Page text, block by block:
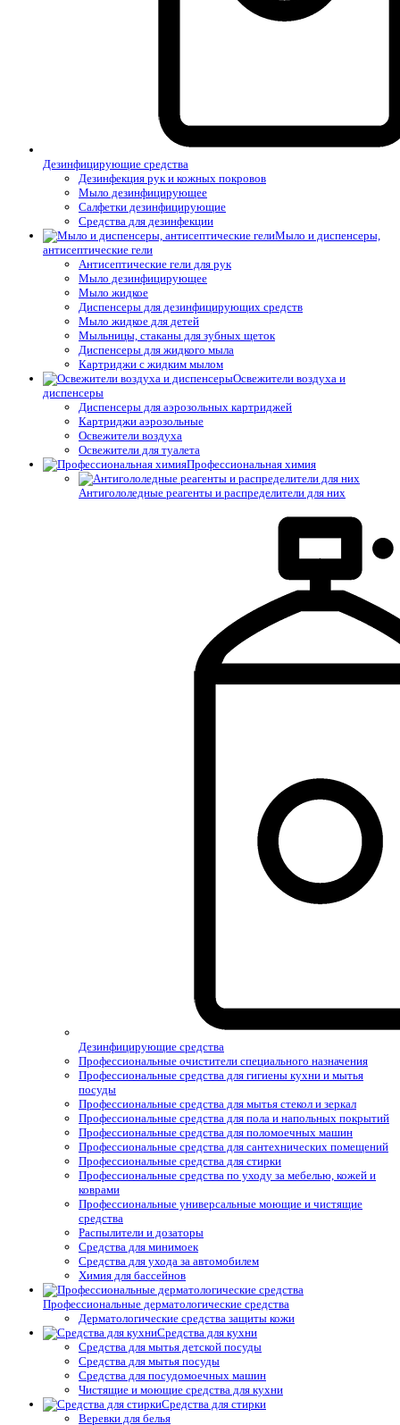
Дезинфицирующие средства
Дезинфекция рук и кожных покровов
Мыло дезинфицирующее
Салфетки дезинфицирующие
Средства для дезинфекции
Мыло и диспенсеры,
антисептические гели
Антисептические гели для рук
Мыло дезинфицирующее
Мыло жидкое
Диспенсеры для дезинфицирующих средств
Мыло жидкое для детей
Мыльницы, стаканы для зубных щеток
Диспенсеры для жидкого мыла
Картриджи с жидким мылом
Освежители воздуха и
диспенсеры
Диспенсеры для аэрозольных картриджей
Картриджи аэрозольные
Освежители воздуха
Освежители для туалета
Профессиональная химия
Антигололедные реагенты и распределители для них
Дезинфицирующие средства
Профессиональные очистители специального назначения
Профессиональные средства для гигиены кухни и мытья
посуды
Профессиональные средства для мытья стекол и зеркал
Профессиональные средства для пола и напольных покрытий
Профессиональные средства для поломоечных машин
Профессиональные средства для сантехнических помещений
Профессиональные средства для стирки
Профессиональные средства по уходу за мебелью, кожей и
коврами
Профессиональные универсальные моющие и чистящие
средства
Распылители и дозаторы
Средства для минимоек
Средства для ухода за автомобилем
Химия для бассейнов
Профессиональные дерматологические средства
Дерматологические средства защиты кожи
Средства для кухни
Средства для мытья детской посуды
Средства для мытья посуды
Средства для посудомоечных машин
Чистящие и моющие средства для кухни
Средства для стирки
Веревки для белья